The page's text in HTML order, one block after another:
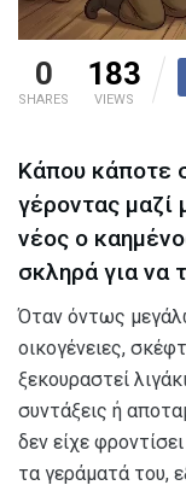
0
SHARES
183
VIEWS
Κάπου κάποτε
γέροντας μαζί
νέος ο
σκληρά για να
Όταν όντως
οικογένειες,
ξεκουραστεί
συντάξεις ή
δεν είχε
τα γεράματά του,